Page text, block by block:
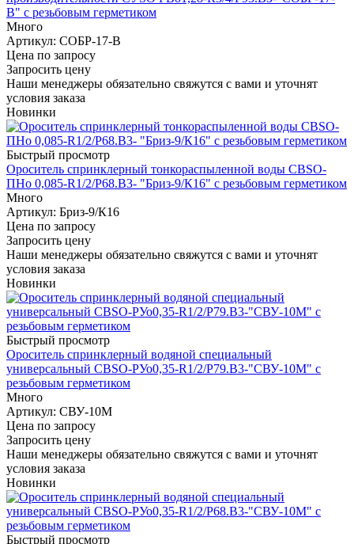
В" с резьбовым герметиком
Много
Артикул: СОБР-17-В
Цена по запросу
Запросить цену
Наши менеджеры обязательно свяжутся с вами и уточнят
условия заказа
Новинки
Быстрый просмотр
Ороситель спринклерный тонкораспыленной воды СВSО-
ПНо 0,085-R1/2/P68.В3- "Бриз-9/К16" с резьбовым герметиком
Много
Артикул: Бриз-9/К16
Цена по запросу
Запросить цену
Наши менеджеры обязательно свяжутся с вами и уточнят
условия заказа
Новинки
Быстрый просмотр
Ороситель спринклерный водяной специальный
универсальный СBSO-РУо0,35-R1/2/Р79.В3-"СВУ-10М" с
резьбовым герметиком
Много
Артикул: СВУ-10М
Цена по запросу
Запросить цену
Наши менеджеры обязательно свяжутся с вами и уточнят
условия заказа
Новинки
Быстрый просмотр